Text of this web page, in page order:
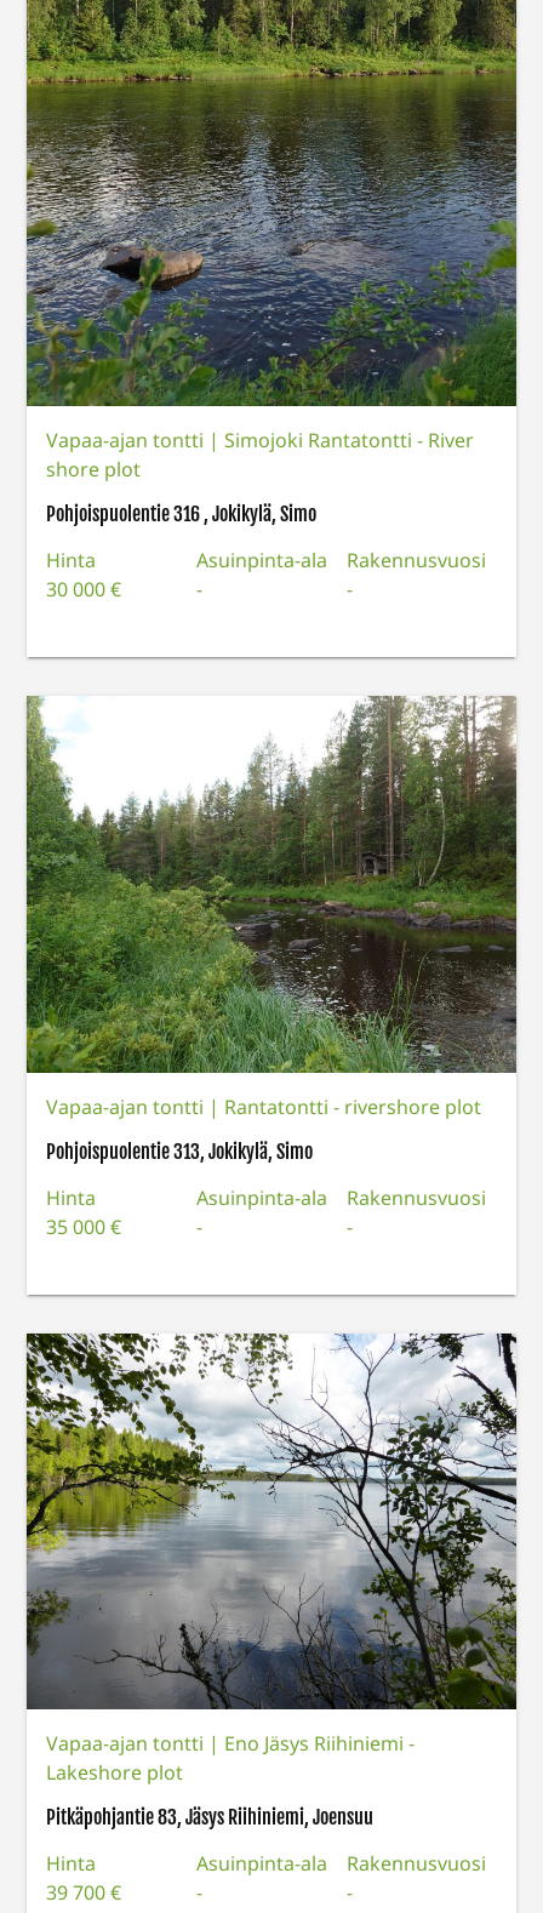
Vapaa-ajan tontti |Simojoki Rantatontti - River
shore plot
Pohjoispuolentie 316 , Jokikylä, Simo
Hinta
30 000 €
Asuinpinta-ala
-
Rakennusvuosi
-
Vapaa-ajan tontti | Rantatontti - rivershore plot
Pohjoispuolentie 313, Jokikylä, Simo
Hinta
35 000 €
Asuinpinta-ala
-
Rakennusvuosi
-
Vapaa-ajan tontti | Eno Jäsys Riihiniemi -
Lakeshore plot
Pitkäpohjantie 83, Jäsys Riihiniemi, Joensuu
Hinta
39 700 €
Asuinpinta-ala
-
Rakennusvuosi
-